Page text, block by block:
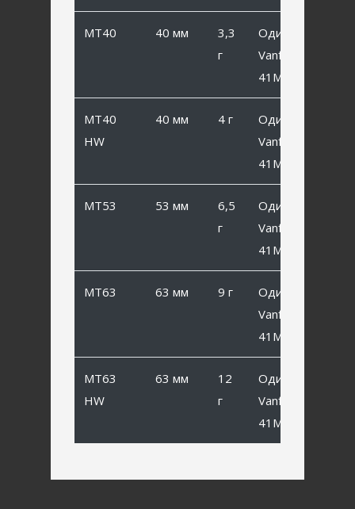
MT40 40 мм
3,3
г
Одинарный
Vanfook SP-
41MB #4
MT40
HW
40 мм 4 г
Одинарный
Vanfook SP-
41MB #4
MT53 53 мм
6,5
г
Одинарный
Vanfook SP-
41MB #2
MT63 63 мм 9 г
Одинарный
Vanfook SP-
41MB #1
MT63
HW
63 мм
12
г
Одинарный
Vanfook SP-
41MB #1